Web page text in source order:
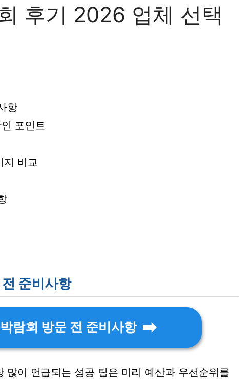
후기 2026 업체 선택
항
포인트
지 비교
준비사항
람회 방문 전 준비사항
많이 언급되는 성공 팁은 미리 예산과 우선순위를